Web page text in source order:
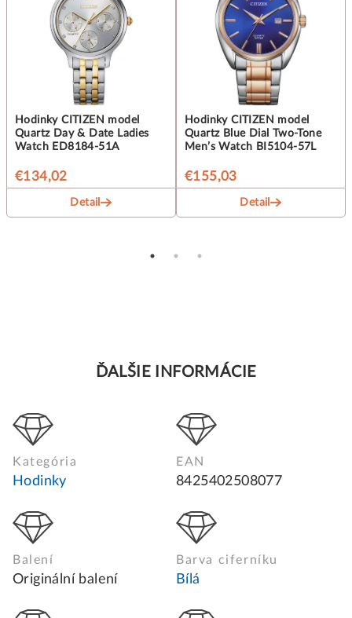
Hodinky CITIZEN model
Quartz Day & Date Ladies
Watch ED8184-51A
€134,02
Detail
Hodinky CITIZEN model
Quartz Blue Dial Two-Tone
Men’s Watch BI5104-57L
€155,03
Detail
ĎALŠIE INFORMÁCIE
Kategória
Hodinky
EAN
8425402508077
Balení
Originální balení
Barva ciferníku
Bílá